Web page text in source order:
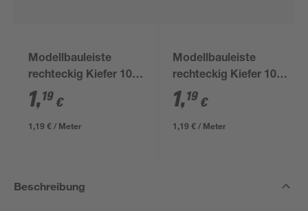
Modellbauleiste
rechteckig Kiefer 100
x 0,7 x 0,3 cm
1,19 €
1,19 € / Meter
Modellbauleiste
rechteckig Kiefer 100
x 0,5 x 0,3 cm
1,19 €
1,19 € / Meter
Beschreibung